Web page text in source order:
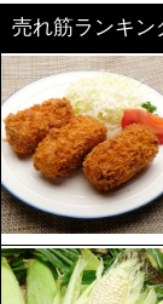
売れ筋ランキン